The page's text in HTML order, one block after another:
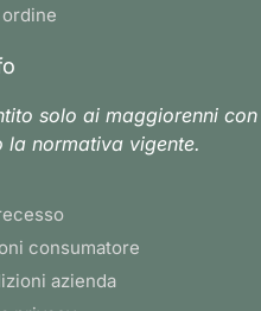
solo ai maggiorenni con
normativa vigente.
consumatore
azienda